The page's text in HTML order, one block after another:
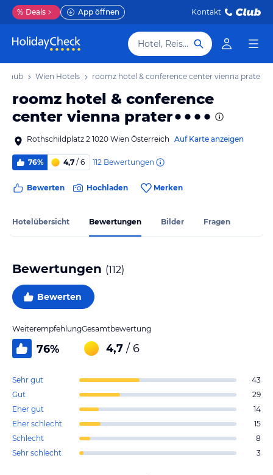
% Deals App öffnen Kontakt
Hotel, Reiseziel
Wien Hotels roomz hotel & conference center vienna prater
roomz hotel & conference
center vienna prater
Rothschildplatz 2 1020 Wien Österreich Auf Karte anzeigen
76% 4,7 / 6 112 Bewertungen
Bewerten Hochladen Merken
Hotelübersicht Bewertungen Bilder Fragen
Bewertungen (112)
Bewerten
Weiterempfehlung
76%
Gesamtbewertung
4,7 / 6
Sehr gut
43
Gut
29
Eher gut
14
Eher schlecht
15
Schlecht
8
Sehr schlecht
3